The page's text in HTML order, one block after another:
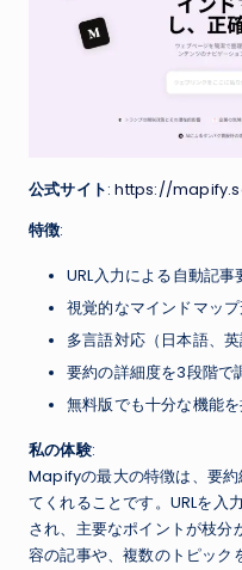
公式サイト:https://
特徴:
URL入力による自動記事
視覚的なマインドマッ
多言語対応（日本語、英
要約の詳細度を3段階で
無料版でも十分な機能
私の体験:
Mapifyの最大の特徴は、要約
てくれることです。URLを入
され、主要なポイントが枝分
容の記事や、複数のトピック